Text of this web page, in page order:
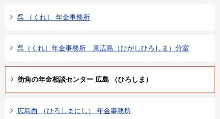
呉 （くれ） 年金事務所
呉（くれ）年金事務所 東広島（ひがしひろしま）分室
街角の年金相談センター 広島 （ひろしま）
広島西 （ひろしまにし） 年金事務所